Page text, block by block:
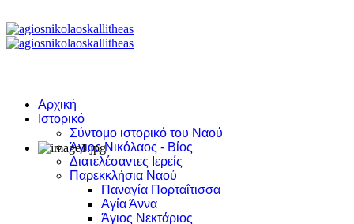
Αρχική
Ιστορικό
Σύντομο ιστορικό του Ναού
Άγιος Νικόλαος - Βίος
Διατελέσαντες Ιερείς
Παρεκκλήσια Ναού
Παναγία Πορταΐτισσα
Αγία Άννα
Άγιος Νεκτάριος